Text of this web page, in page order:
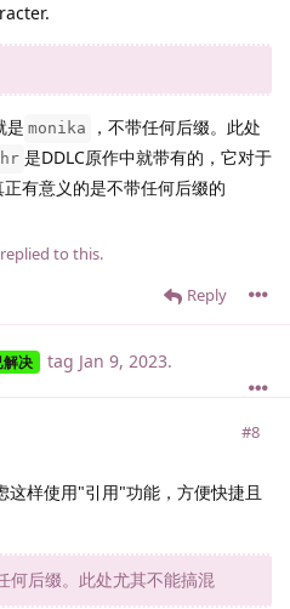
是 monika
，不带任何后缀。此处
是DDLC原作中就带有的，它对于
有意义的是不带任何后缀的
Reply
replied to this.
解决 tag Jan 9, 2023.
#8
这样使用"引用"功能，方便快捷且
何后缀。此处尤其不能搞混